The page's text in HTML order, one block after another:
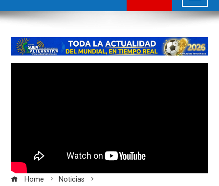
Home
Noticias